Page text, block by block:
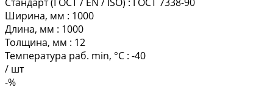
Ширина, мм : 1000
Длина, мм : 1000
Толщина, мм : 12
Температура раб. min, °C : -40
/ шт
-%